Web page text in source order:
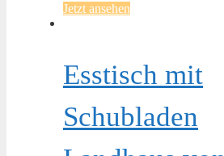
Jetzt ansehen
Esstisch mit
Schubladen